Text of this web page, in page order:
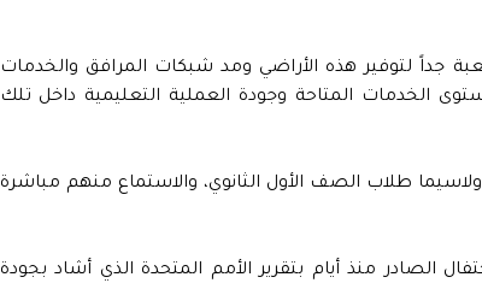
جداً لتوفير هذه الأراضي ومد شبكات المرافق والخدمات
الخدمات المتاحة وجودة العملية التعليمية داخل تلك
طلاب الصف الأول الثانوي، والاستماع منهم مباشرة
الصادر منذ أيام بتقرير الأمم المتحدة الذي أشاد بجودة